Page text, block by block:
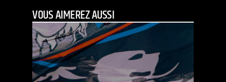
VOUS AIMEREZ AUSSI